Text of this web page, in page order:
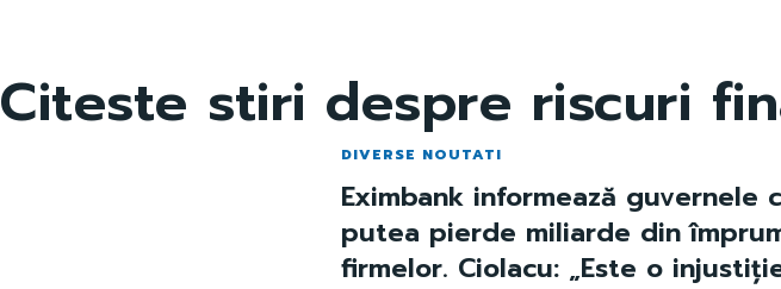
Citeste stiri despre riscuri
DIVERSE NOUTATI
Eximbank informează guvernele
putea pierde miliarde din
firmelor. Ciolacu: „Este o